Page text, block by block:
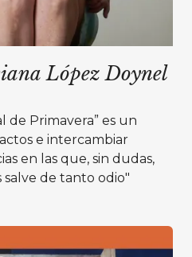
López Doynel
de Primavera” es un
e intercambiar
en las que, sin dudas,
salve de tanto odio"